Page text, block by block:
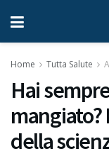
Home Tutta Salute
Hai
mangiato?
della